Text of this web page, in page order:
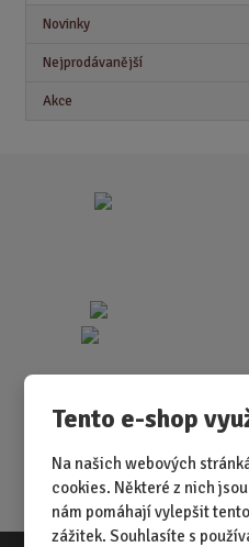
Tento e-shop
Na našich webových
cookies. Některé z nich
nám pomáhají vylepšit
zážitek. Souhlasíte s
Novinky
Nejprodávanější
Akce